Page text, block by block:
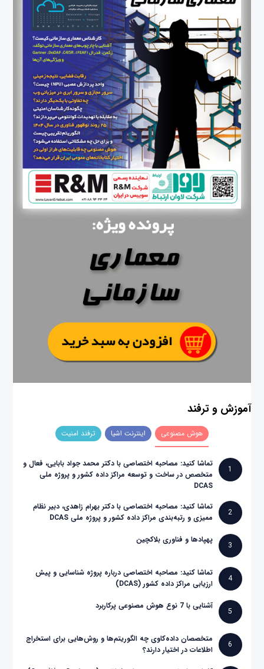
آموزش و ترفند
هوش مصنوعی اینترنت اشیا ترفند امنیت
1
تماشا کنید: مصاحبه اختصاصی با دکتر محمد جواد بابایی، فعال و
متخصص در ساخت و توسعه مراکز داده کشور و پروژه ملی
DCAS
2
تماشا کنید: مصاحبه اختصاصی با دکتر بهرام زاهدی، دبیر نظام
ممیزی و رتبه‌بندی مراکز داده کشور و پروژه ملی DCAS
3
پهپادها و فناوری بلاکچین
4
تماشا کنید: مصاحبه اختصاصی درباره پروژه شناسایی و پیش
ارزیابی مراکز داده کشور (DCAS)
5
آشنایی با 7 نوع هوش مصنوعی پرکاربرد
6
متخصصان داده‌کاوی چه الگوریتم‌ها و روش‌هایی برای استخراج
اطلاعات در اختیار دارند؟